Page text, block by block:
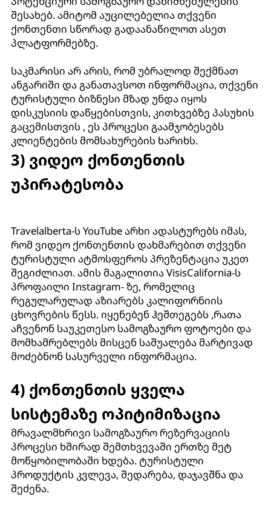
შესახებ. ამიტომ აუცილებელია თქვენი
ქონთენთი სწორად გადაანაწილოთ ასეთ
პლატფორმებზე.
საკმარისი არ არის, რომ უბრალოდ შექმნათ
ანგარიში და განათავსოთ ინფორმაცია, თქვენი
ტურისტული ბიზნესი მზად უნდა იყოს
დისკუსიის დაწყებისთვის, კითხვებზე პასუხის
გაცემისთვის , ეს პროცესი გაამჯობესებს
კლიენტების მომსახურების ხარიხს.
3) ვიდეო ქონთენთის
უპირატესობა
Travelalberta-ს YouTube არხი ადასტურებს იმას,
რომ ვიდეო ქონთენთის დახმარებით თქვენი
ტურისტული ატმოსფეროს პრეზენტაცია უკეთ
შეგიძლიათ. ამის მაგალითია VisisCalifornia-ს
პროფაილი Instagram- ზე, რომელიც
რეგულარულად აზიარებს კალიფორნიის
ცხოვრების წესს. იყენებენ ჰეშთეგებს ,რათა
აჩვენონ საუკეთესო სამოგზაურო ფოტოები და
მომხამრებლებს მისცენ საშუალება მარტივად
მოძებნონ სასურველი ინფორმაცია.
4) ქონთენთის ყველა
სისტემაზე ოპიტიმიზაცია
მრავალმხრივი სამოგზაურო რეზერვაციის
პროცესი ხშირად შემთხვევაში ერთზე მეტ
მოწყობილობაში ხდება. ტურისტული
პროდუქტის კვლევა, შედარება, დაჯავშნა და
შეძენა.